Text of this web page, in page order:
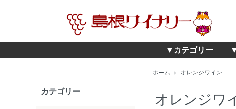
▼カテゴリー
ホーム > オレンジワイン
オレンジワ
カテゴリー